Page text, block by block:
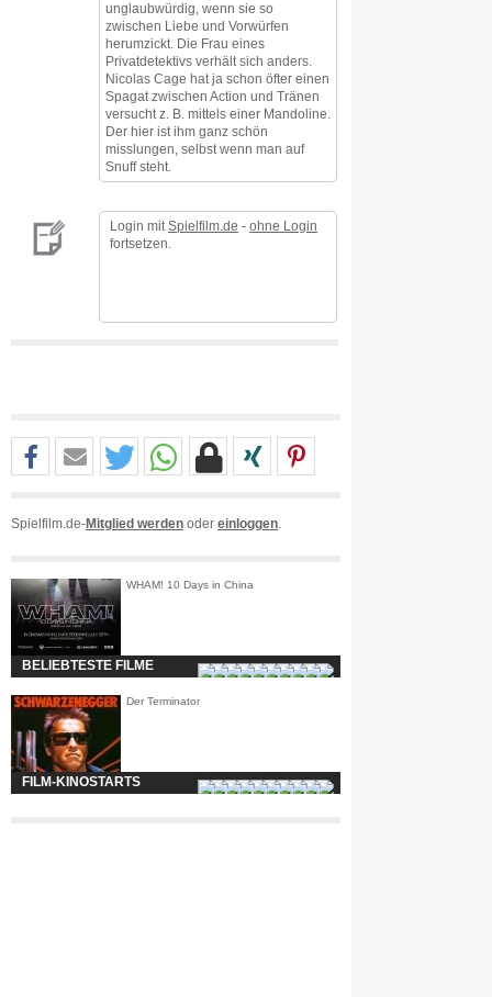
unglaubwürdig, wenn sie so
zwischen Liebe und Vorwürfen
herumzickt. Die Frau eines
Privatdetektivs verhält sich anders.
Nicolas Cage hat ja schon öfter einen
Spagat zwischen Action und Tränen
versucht z. B. mittels einer Mandoline.
Der hier ist ihm ganz schön
misslungen, selbst wenn man auf
Snuff steht.
Login mit Spielfilm.de - ohne Login
fortsetzen.
Spielfilm.de-Mitglied werden oder einloggen
WHAM! 10 Days in China
BELIEBTESTE FILME
Der Terminator
FILM-KINOSTARTS